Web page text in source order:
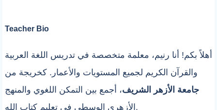
Teacher Bio
أهلاً بكم! أنا رنيم، معلمة متخصصة في تدريس اللغة العربية
والقرآن الكريم لجميع المستويات والأعمار. كخريجة من
جامعة الأزهر الشريف، أجمع بين التمكن اللغوي والمنهج
الأزهري الوسطي في تعليم كتاب الله.